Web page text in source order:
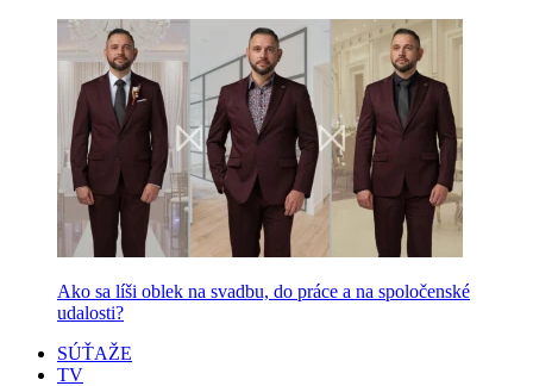
Ako sa líši oblek na svadbu, do práce a na spoločenské
udalosti?
SÚŤAŽE
TV